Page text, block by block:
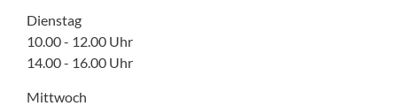
Dienstag
10.00 - 12.00 Uhr
14.00 - 16.00 Uhr
Mittwoch